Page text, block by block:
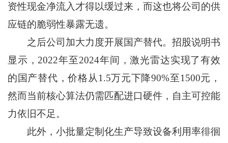
资性现金净流入才得以缓过来，而这也将公司的供
应链的脆弱性暴露无遗。
之后公司加大力度开展国产替代。招股说明书
显示，2022年至2024年间，激光雷达实现了有效
的国产替代，价格从1.5万元下降90%至1500元，
然而当前核心算法仍需匹配进口硬件，自主可控能
力依旧不足。
此外，小批量定制化生产导致设备利用率徘徊